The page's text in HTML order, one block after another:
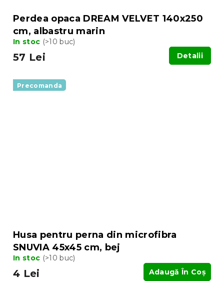
Perdea opaca DREAM VELVET 140x250
cm, albastru marin
In stoc (>10 buc)
57 Lei Detalii
Precomanda
Husa pentru perna din microfibra
SNUVIA 45x45 cm, bej
In stoc (>10 buc)
4 Lei Adaugă În Coş